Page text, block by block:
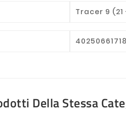
Tracer 9 (21
Della Stessa